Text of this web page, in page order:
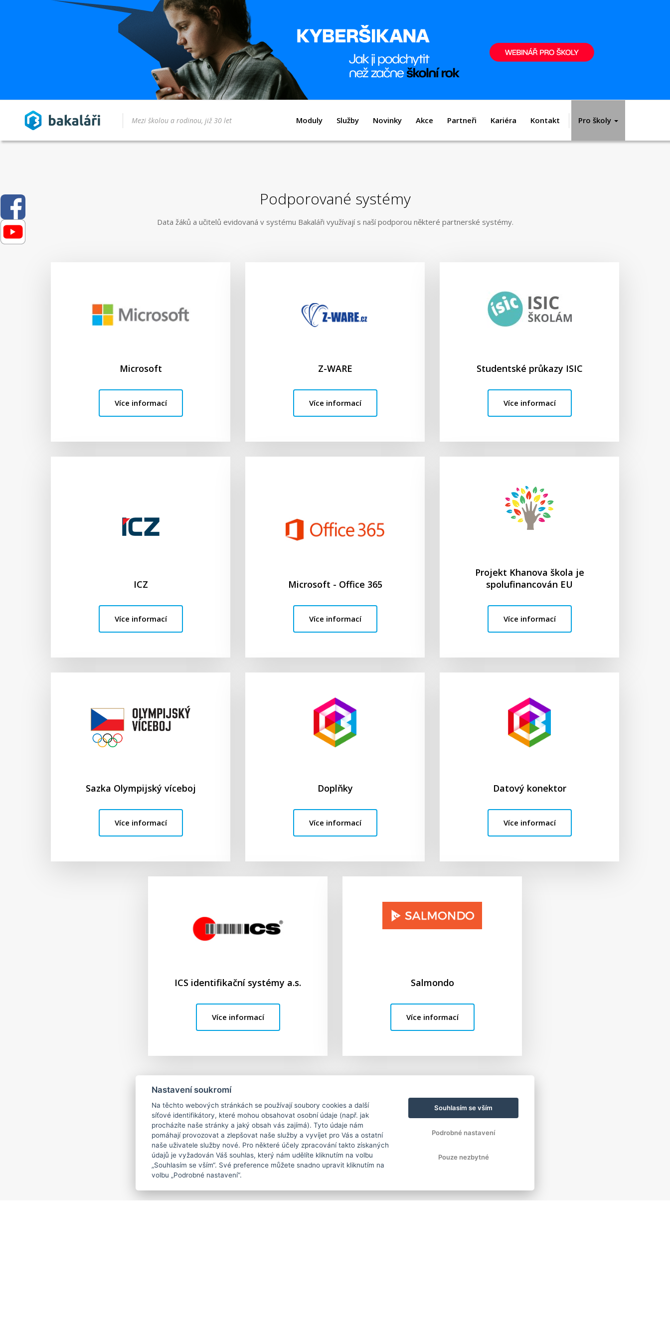
Moduly Služby Novinky Akce Partneři Kariéra Kontakt Pro školy
Podporované systémy
Data žáků a učitelů evidovaná v systému Bakaláři využívají s naší podporou některé partnerské systémy.
Microsoft
Více informací
Z-WARE
Více informací
Studentské průkazy ISIC
Více informací
ICZ
Více informací
Microsoft - Office 365
Více informací
Projekt Khanova škola je
spolufinancován EU
Více informací
Sazka Olympijský víceboj
Více informací
Doplňky
Více informací
Datový konektor
Více informací
ICS identifikační systémy a.s.
Více informací
Salmondo
Více informací
Nastavení soukromí
Na těchto webových stránkách se používají soubory cookies a další
síťové identifikátory, které mohou obsahovat osobní údaje (např. jak
procházíte naše stránky a jaký obsah vás zajímá). Tyto údaje nám
pomáhají provozovat a zlepšovat naše služby a vyvíjet pro Vás a ostatní
naše uživatele služby nové. Pro některé účely zpracování takto získaných
údajů je vyžadován Váš souhlas, který nám udělíte kliknutím na volbu
„Souhlasím se vším“. Své preference můžete snadno upravit kliknutím na
volbu „Podrobné nastavení“.
Souhlasím se vším
Podrobné nastavení
Pouze nezbytné